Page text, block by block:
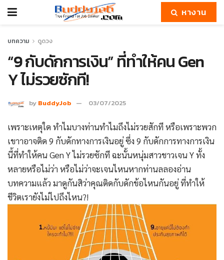
หางาน
บทความ ดูดวง
“9 กับดักการเงิน” ที่ทำให้คน Gen
Y ไม่รวยซักที!
by BuddyJob 03/07/2025
เพราะเหตุใด ทำไมบางท่านทำไมถึงไม่รวยสักที หรือเพราะพวก
เขาาอาจติด 9 กับดักทางการเงินอยู่ ซึ่ง 9 กับดักการทางการเงิน
นี้ที่ทำให้คน Gen Y ไม่รวยซักที ฉะนั้นหนุ่มสาวชาวเจน Y ทั้ง
หลายหรือไม่ว่า หรือไม่ว่าจะเจนไหนหากท่านลลองอ่าน
บทความแล้ว มาดูกันสิว่าคุณติดกับดักข้อไหนกันอยู่ ที่ทำให้
ชีวิตเรายังไม่ไปถึงไหน?!